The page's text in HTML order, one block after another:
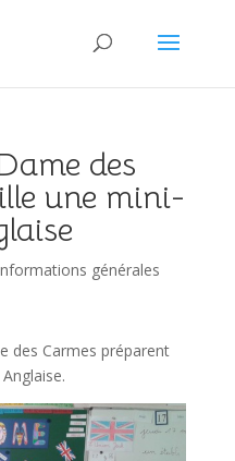
des
une mini-
générales
des Carmes préparent